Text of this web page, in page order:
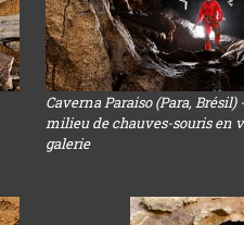
Caverna Paraiso (Para, Brésil)
milieu de chauves-souris en
galerie